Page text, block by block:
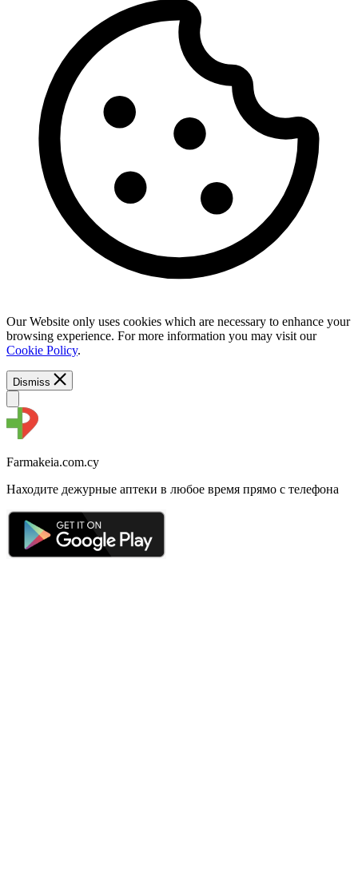
Our Website only uses cookies which are necessary to enhance your
browsing experience. For more information you may visit our
Cookie Policy.
Dismiss
Farmakeia.com.cy
Находите дежурные аптеки в любое время прямо с телефона